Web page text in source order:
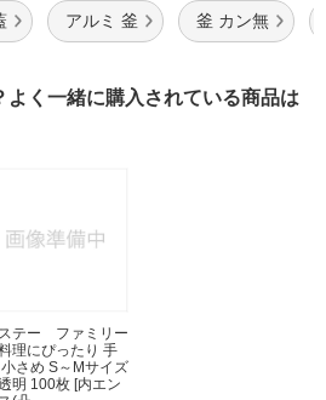
アルミ 釜 釜 カン無
よく一緒に購入されている商品は
テー ファミリー
理にぴったり 手
さめ S～Mサイズ
明 100枚 [内エン